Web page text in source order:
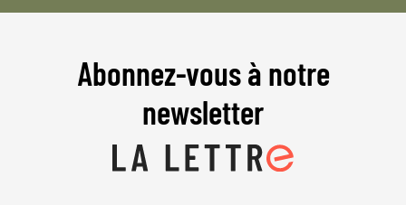
Abonnez-vous à notre
newsletter